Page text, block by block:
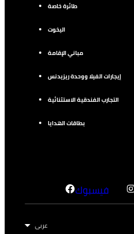
طائرة خاصة
اليخوت
مباني الإقامة
إيجارات الفيلا ووحدة ريزيدنس
التجارب الفندقية الاستثنائية
بطاقات الهدايا
فيسبوك